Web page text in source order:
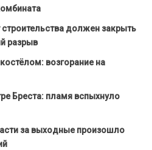
строительства должен закрыть
разрыв
возгорание на
Бреста: пламя вспыхнуло
за выходные произошло